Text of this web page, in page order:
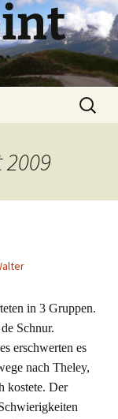
Suchen
nach:
in 3 Gruppen.
Schnur.
erschwerten es
nach Theley,
kostete. Der